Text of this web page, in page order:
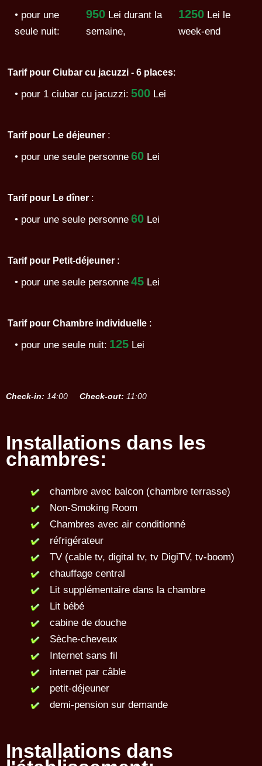
• pour une
seule nuit:
950 Lei durant la
semaine,
1250 Lei le
week-end
Tarif pour Ciubar cu jacuzzi - 6 places:
• pour 1 ciubar cu jacuzzi: 500 Lei
Tarif pour Le déjeuner :
• pour une seule personne 60 Lei
Tarif pour Le dîner :
• pour une seule personne 60 Lei
Tarif pour Petit-déjeuner :
• pour une seule personne 45 Lei
Tarif pour Chambre individuelle :
• pour une seule nuit: 125 Lei
Check-in: 14:00 Check-out: 11:00
Installations dans les
chambres:
chambre avec balcon (chambre terrasse)
Non-Smoking Room
Chambres avec air conditionné
réfrigérateur
TV (cable tv, digital tv, tv DigiTV, tv-boom)
chauffage central
Lit supplémentaire dans la chambre
Lit bébé
cabine de douche
Sèche-cheveux
Internet sans fil
internet par câble
petit-déjeuner
demi-pension sur demande
Installations dans